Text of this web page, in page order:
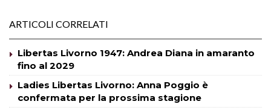
ARTICOLI CORRELATI
Libertas Livorno 1947: Andrea Diana in amaranto
fino al 2029
Ladies Libertas Livorno: Anna Poggio è
confermata per la prossima stagione